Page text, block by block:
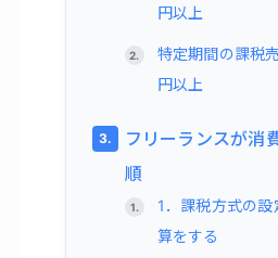
円以上
特定期間の課税
円以上
フリーランスが消
順
1．課税方式の
算をする